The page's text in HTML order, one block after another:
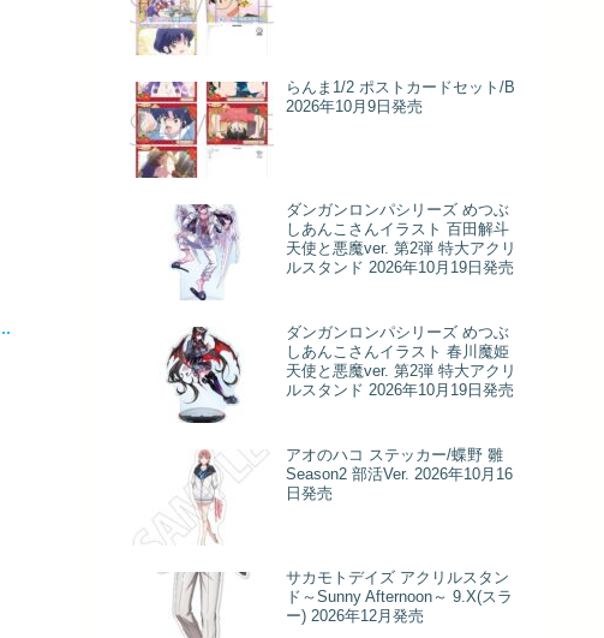
らんま1/2 ポストカードセット/B
2026年10月9日発売
ダンガンロンパシリーズ めつぶ
しあんこさんイラスト 百田解斗
天使と悪魔ver. 第2弾 特大アクリ
ルスタンド 2026年10月19日発売
ダンガンロンパシリーズ めつぶ
しあんこさんイラスト 春川魔姫
天使と悪魔ver. 第2弾 特大アクリ
ルスタンド 2026年10月19日発売
アオのハコ ステッカー/蝶野 雛
Season2 部活Ver. 2026年10月16
日発売
サカモトデイズ アクリルスタン
ド～Sunny Afternoon～ 9.X(スラ
ー) 2026年12月発売